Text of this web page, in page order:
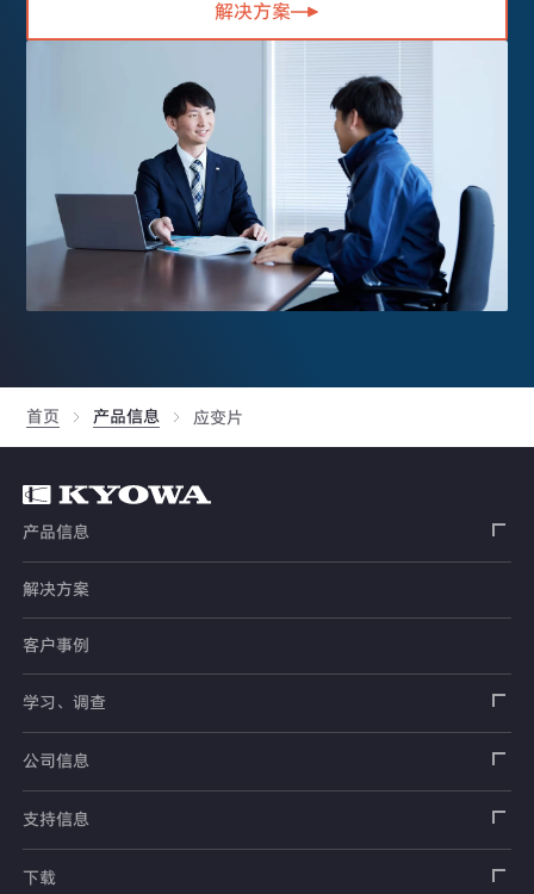
解决方案
首页 产品信息 应变片
产品信息
应变片
传感器
载荷传感器
加速度传感器
压力传感器
土木用传感器
载荷传感器
土压计
汽车用传感器
安全带拉力传感器
测量器
软件
解决方案
客户事例
学习、调查
应变片
传感器
测量仪器
公司信息
销售网络
公司概况
支持信息
安全数据表（SDS）
下载